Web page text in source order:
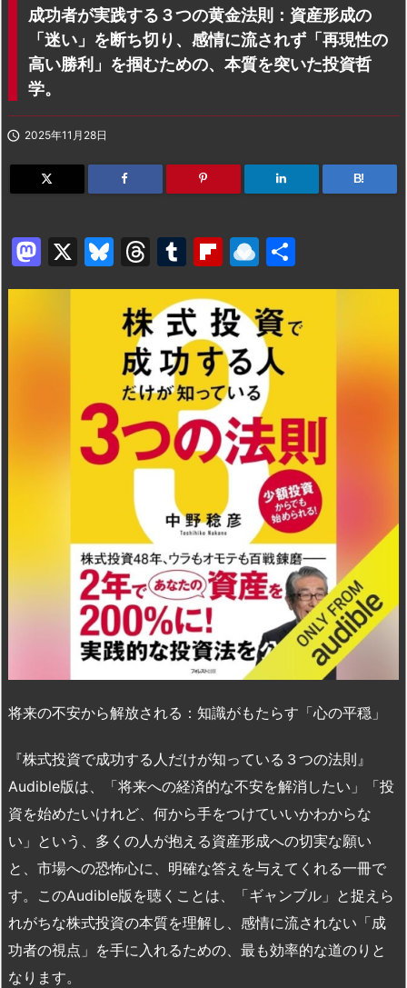
成功者が実践する３つの黄金法則：資産形成の
「迷い」を断ち切り、感情に流されず「再現性の
高い勝利」を掴むための、本質を突いた投資哲
学。
 2025年11月28日
B!
M
a
X
Bl
u
e
s
k
y
T
hr
e
a
d
s
T
u
m
bl
r
Fl
ip
b
o
ar
d
R
ai
n
dr
o
p.
io
有
将来の不安から解放される：知識がもたらす「心の平穏」
『株式投資で成功する人だけが知っている３つの法則』
Audible版は、「将来への経済的な不安を解消したい」「投
資を始めたいけれど、何から手をつけていいかわからな
い」という、多くの人が抱える資産形成への切実な願い
と、市場への恐怖心に、明確な答えを与えてくれる一冊で
す。このAudible版を聴くことは、「ギャンブル」と捉えら
れがちな株式投資の本質を理解し、感情に流されない「成
功者の視点」を手に入れるための、最も効率的な道のりと
なります。